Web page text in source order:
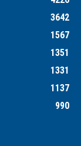
3642
1567
1351
1331
1137
990